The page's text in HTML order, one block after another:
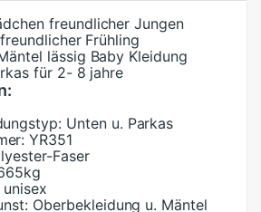
freundlicher Jungen
Frühling
lässig Baby Kleidung
für 2- 8 jahre
Unten u. Parkas
YR351
Faser
unisex
Oberbekleidung u. Mäntel